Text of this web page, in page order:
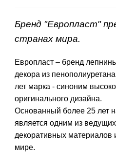
Бренд "Европласт"
странах мира.
Европласт – бренд
декора из
лет марка - синоним
оригинального дизайна.
Основанный более 25 лет
является одним из
декоративных материалов
мире.